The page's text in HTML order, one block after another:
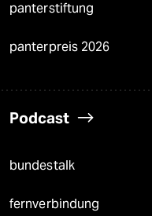
panterstiftung
panterpreis 2026
Podcast
bundestalk
fernverbindung